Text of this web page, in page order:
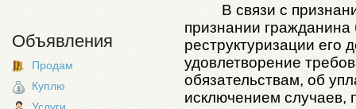
Объявления
Продам
Куплю
В связи с
признании
реструктуризации его
удовлетворение
обязательствам, об
исключением случаев,